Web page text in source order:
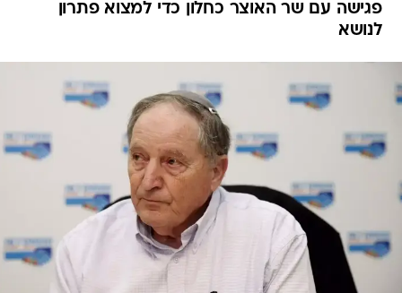
פגישה עם שר האוצר כחלון כדי למצוא פתרון
לנושא